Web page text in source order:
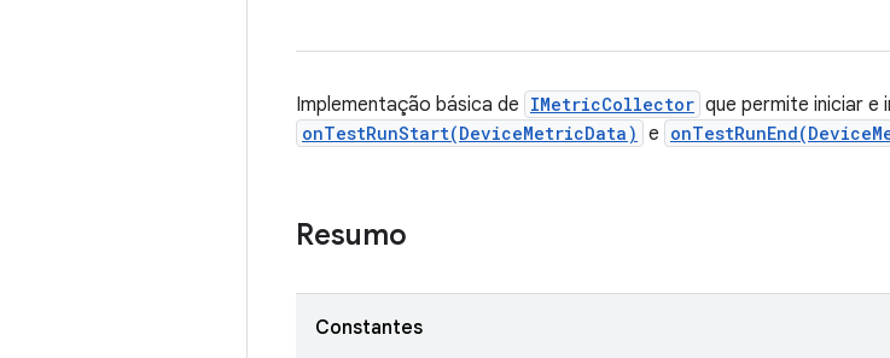
Implementação básica de IMetricCollector que permite iniciar
onTestRunStart(DeviceMetricData) e
Resumo
Constantes